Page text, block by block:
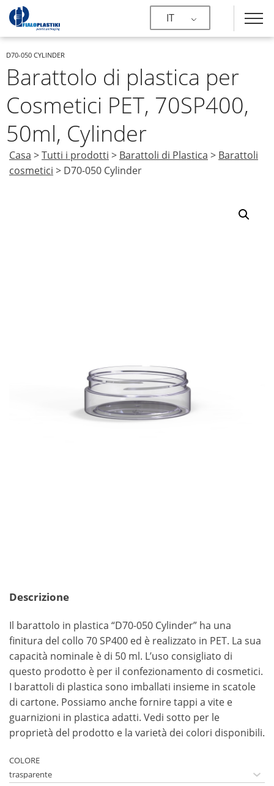
IT
D70-050 CYLINDER
Barattolo di plastica per
Cosmetici PET, 70SP400,
50ml, Cylinder
Casa >Tutti i prodotti > Barattoli di Plastica > Barattoli
cosmetici > D70-050 Cylinder
Descrizione
Il barattolo in plastica “D70-050 Cylinder” ha una
finitura del collo 70 SP400 ed è realizzato in PET. La sua
capacità nominale è di 50 ml. L’uso consigliato di
questo prodotto è per il confezionamento di cosmetici.
I barattoli di plastica sono imballati insieme in scatole
di cartone. Possiamo anche fornire tappi a vite e
guarnizioni in plastica adatti. Vedi sotto per le
proprietà del prodotto e la varietà dei colori disponibili.
COLORE